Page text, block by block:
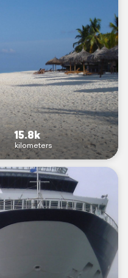
15.8k
kilometers